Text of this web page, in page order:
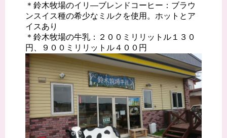
＊鈴木牧場のイリ―ブレンドコーヒー：ブラウ
ンスイス種の希少なミルクを使用。ホットとア
イスあり
＊鈴木牧場の牛乳：２００ミリリットル１３０
円、９００ミリリットル４００円